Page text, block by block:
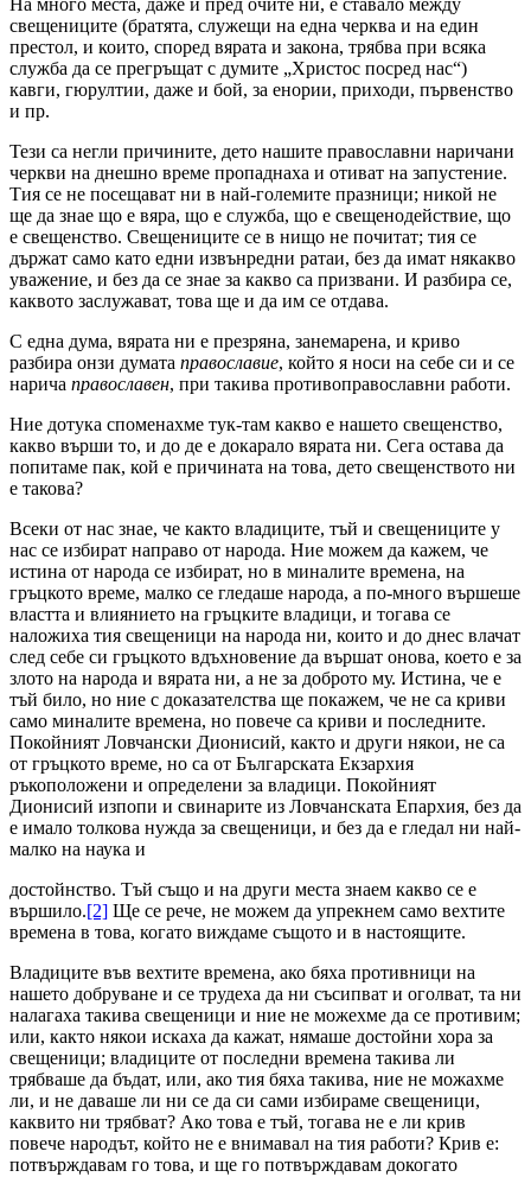
На много места, даже и пред очите ни, е ставало между
свещениците (братята, служещи на една черква и на един
престол, и които, според вярата и закона, трябва при всяка
служба да се прегръщат с думите „Христос посред нас“)
кавги, гюрултии, даже и бой, за енории, приходи, първенство
и пр.
Тези са негли причините, дето нашите православни наричани
черкви на днешно време пропаднаха и отиват на запустение.
Тия се не посещават ни в най-големите празници; никой не
ще да знае що е вяра, що е служба, що е свещенодействие, що
е свещенство. Свещениците се в нищо не почитат; тия се
държат само като едни извънредни ратаи, без да имат някакво
уважение, и без да се знае за какво са призвани. И разбира се,
каквото заслужават, това ще и да им се отдава.
С една дума, вярата ни е презряна, занемарена, и криво
разбира онзи думата православие, който я носи на себе си и се
нарича православен, при такива противоправославни работи.
Ние дотука споменахме тук-там какво е нашето свещенство,
какво върши то, и до де е докарало вярата ни. Сега остава да
попитаме пак, кой е причината на това, дето свещенството ни
е такова?
Всеки от нас знае, че както владиците, тъй и свещениците у
нас се избират направо от народа. Ние можем да кажем, че
истина от народа се избират, но в миналите времена, на
гръцкото време, малко се гледаше народа, а по-много вършеше
властта и влиянието на гръцките владици, и тогава се
наложиха тия свещеници на народа ни, които и до днес влачат
след себе си гръцкото вдъхновение да вършат онова, което е за
злото на народа и вярата ни, а не за доброто му. Истина, че е
тъй било, но ние с доказателства ще покажем, че не са криви
само миналите времена, но повече са криви и последните.
Покойният Ловчански Дионисий, както и други някои, не са
от гръцкото време, но са от Българската Екзархия
ръкоположени и определени за владици. Покойният
Дионисий изпопи и свинарите из Ловчанската Епархия, без да
е имало толкова нужда за свещеници, и без да е гледал ни най-
малко на наука и
достойнство. Тъй също и на други места знаем какво се е
вършило.[2] Ще се рече, не можем да упрекнем само вехтите
времена в това, когато виждаме същото и в настоящите.
Владиците във вехтите времена, ако бяха противници на
нашето добруване и се трудеха да ни съсипват и оголват, та ни
налагаха такива свещеници и ние не можехме да се противим;
или, както някои искаха да кажат, нямаше достойни хора за
свещеници; владиците от последни времена такива ли
трябваше да бъдат, или, ако тия бяха такива, ние не можахме
ли, и не даваше ли ни се да си сами избираме свещеници,
каквито ни трябват? Ако това е тъй, тогава не е ли крив
повече народът, който не е внимавал на тия работи? Крив е:
потвърждавам го това, и ще го потвърждавам докогато